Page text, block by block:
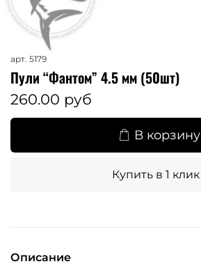
арт. 5179
Пули “Фантом” 4.5 мм (50шт)
260.00 руб
В корзину
Купить в 1 клик
Описание